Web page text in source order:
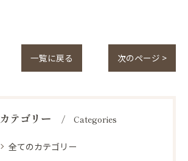
一覧に戻る 次のページ >
カテゴリー Categories
全てのカテゴリー